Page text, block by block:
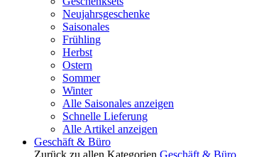
Neujahrsgeschenke
Saisonales
Frühling
Herbst
Ostern
Sommer
Winter
Alle Saisonales anzeigen
Schnelle Lieferung
Alle Artikel anzeigen
Geschäft & Büro
Zurück zu allen Kategorien Geschäft & Büro